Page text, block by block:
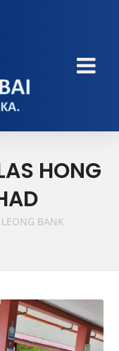
HONG
BANK